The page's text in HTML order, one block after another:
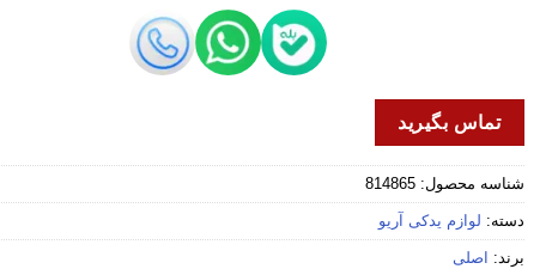
تماس بگیرید
شناسه محصول: 814865
دسته: لوازم یدکی آریو
برند: اصلی